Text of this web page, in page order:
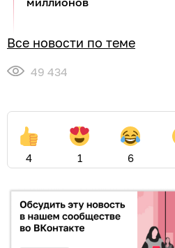
Все новости по теме
49 434
4 1 6